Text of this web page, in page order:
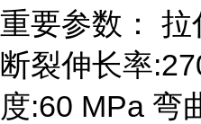
重要参数：
断裂伸长率
度:60 MPa 弯